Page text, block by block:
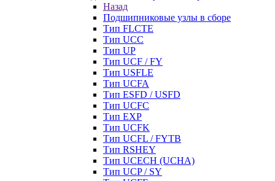
Назад
Подшипниковые узлы в сборе
Тип FLCTE
Тип UCC
Тип UP
Тип UCF / FY
Тип USFLE
Тип UCFA
Тип ESFD / USFD
Тип UCFC
Тип EXP
Тип UCFK
Тип UCFL / FYTB
Тип RSHEY
Тип UCECH (UCHA)
Тип UCP / SY